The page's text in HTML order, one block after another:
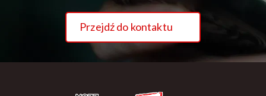
Przejdź do kontaktu